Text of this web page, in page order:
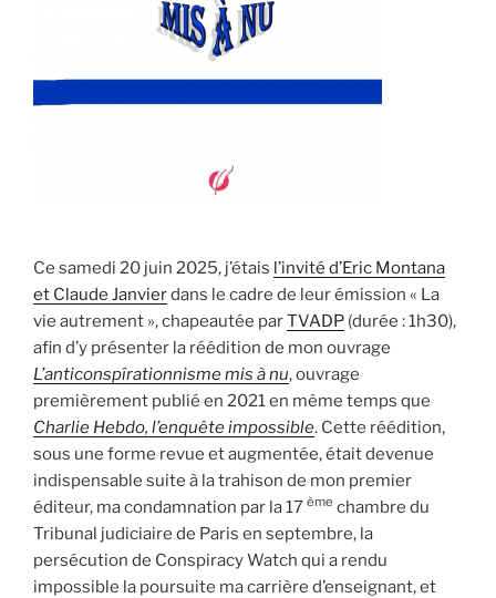
Ce samedi 20 juin 2025, j’étais l’invité d’Eric Montana
et Claude Janvierdans le cadre de leur émission « La
vie autrement », chapeautée parTVADP (durée : 1h30),
afin d’y présenter la réédition de mon ouvrage
L’anticonspîrationnisme mis à nu, ouvrage
premièrement publié en 2021 en même temps que
Charlie Hebdo, l’enquête impossible. Cette réédition,
sous une forme revue et augmentée, était devenue
indispensable suite à la trahison de mon premier
éditeur, ma condamnation par la 17 ème chambre du
Tribunal judiciaire de Paris en septembre, la
persécution de Conspiracy Watch qui a rendu
impossible la poursuite ma carrière d’enseignant, et